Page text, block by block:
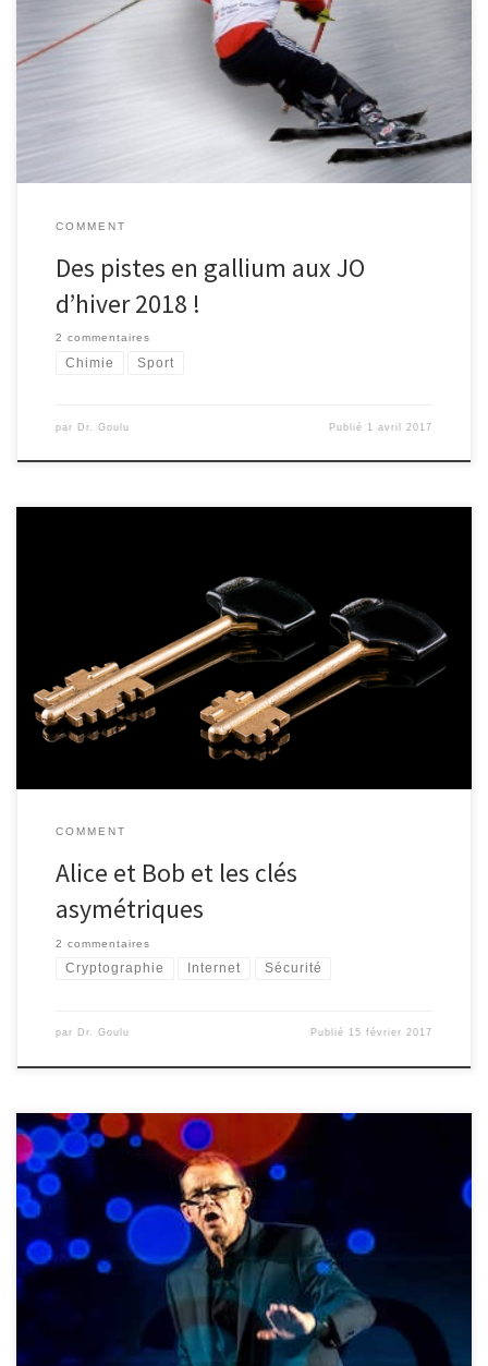
A moins d'une chute de neige surprise en Corée, les épreuves de
ski alpin des JO d'hiver 2018 auront lieu sur des pistes recouvertes
de gallium.
COMMENT
Des pistes en gallium aux JO
d’hiver 2018 !
2 commentaires
Chimie Sport
par Dr. Goulu Publié 1 avril 2017
A la fin de mon article sur HTTPS, j'ai promis d'expliquer pourquoi
il ne faut pas trop se fier au petit cadenas vert que vous voyez de
plus en plus souvent en haut de votre navigateur favori. Mais pour
éviter un article trop long, je dois d'abord expliquer comment
Alice et Bob s'échangent des messages sécurisés depuis 1977.
COMMENT
Alice et Bob et les clés
asymétriques
2 commentaires
Cryptographie Internet Sécurité
par Dr. Goulu Publié 15 février 2017
C'est avec une grande tristesse que j'ai appris le décès de Hans
Rosling. Si vous ne le connaissez pas encore, je vous encourage
vivement à voir n'importe laquelle de ses conférences au TED ou
sur sa chaine YouTube. Ce professeur de statistiques suédois
changera votre vision du monde grâce à ses données, son
charisme, son franc parler et son génial outil de visualisation
"Gapminder" aux désormais célèbres bulles multicolores